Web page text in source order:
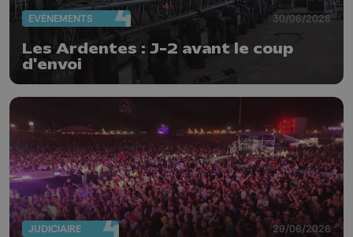
EVÈNEMENTS 30/06/2026
Les Ardentes : J-2 avant le coup
d'envoi
JUDICIAIRE 29/06/2026